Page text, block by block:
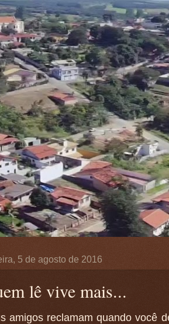
5 de agosto de 2016
lê vive mais...
amigos reclamam quando você